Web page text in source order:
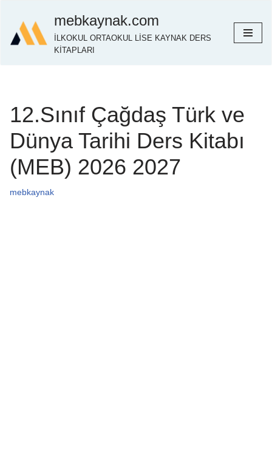
İçeriğe
geç
mebkaynak.com
İLKOKUL ORTAOKUL LİSE KAYNAK DERS
KİTAPLARI
12.Sınıf Çağdaş Türk ve
Dünya Tarihi Ders Kitabı
(MEB) 2026 2027
mebkaynak